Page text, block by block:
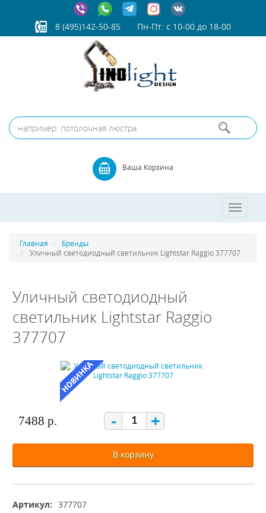
8 (495)142-50-85 Пн-Пт: с 10-00 до 18-00
Ваша Корзина
Toggle
Главная
Бренды
Уличный светодиодный светильник Lightstar Raggio 377707
Уличный светодиодный
светильник Lightstar Raggio
377707
7488 р. - +
В корзину
Артикул: 377707